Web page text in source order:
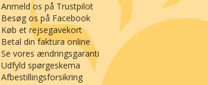
Anmeld os på Trustpilot
Besøg os på Facebook
Køb et rejsegavekort
Betal din faktura online
Se vores ændringsgaranti
Udfyld spørgeskema
Afbestillingsforsikring